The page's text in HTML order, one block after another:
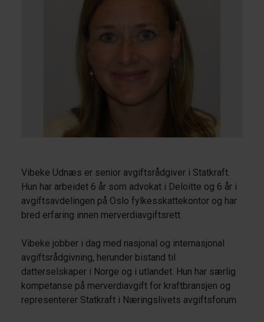
Vibeke Udnæs er senior avgiftsrådgiver i Statkraft.
Hun har arbeidet 6 år som advokat i Deloitte og 6 år i
avgiftsavdelingen på Oslo fylkesskattekontor og har
bred erfaring innen merverdiavgiftsrett.
Vibeke jobber i dag med nasjonal og internasjonal
avgiftsrådgivning, herunder bistand til
datterselskaper i Norge og i utlandet. Hun har særlig
kompetanse på merverdiavgift for kraftbransjen og
representerer Statkraft i Næringslivets avgiftsforum.